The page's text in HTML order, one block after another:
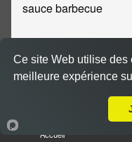
sauce barbecue
Accueil
Ce site Web utilise des
meilleure expérience